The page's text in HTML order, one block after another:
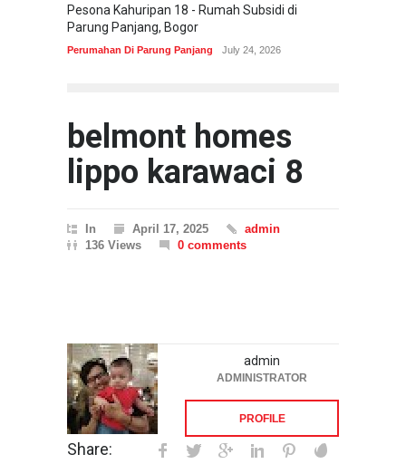
Pesona Kahuripan 18 - Rumah Subsidi di
Parung Panjang, Bogor
Perumahan Di Parung Panjang July 24, 2026
belmont homes
lippo karawaci 8
In April 17, 2025
admin
136 Views
0 comments
admin
ADMINISTRATOR
PROFILE
Share: